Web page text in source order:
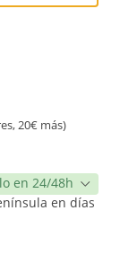
20€ más)
en 24/48h
en días